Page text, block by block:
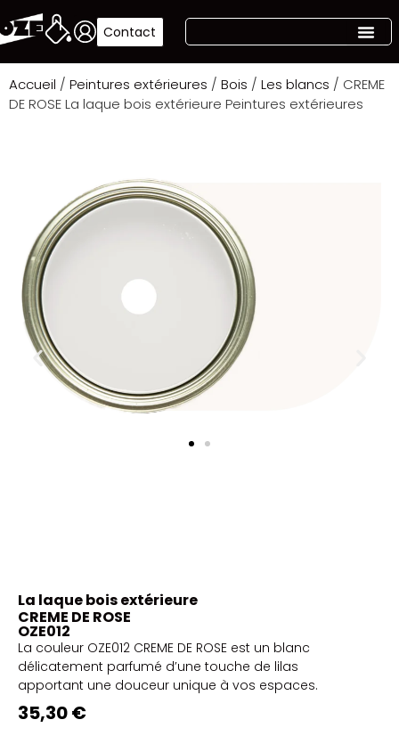
Contact
Accueil / Peintures extérieures / Bois / Les blancs / CREME
DE ROSE La laque bois extérieure Peintures extérieures
La laque bois extérieure
CREME DE ROSE
OZE012
La couleur OZE012 CREME DE ROSE est un blanc
délicatement parfumé d’une touche de lilas
apportant une douceur unique à vos espaces.
35,30 €